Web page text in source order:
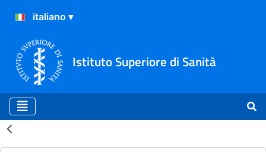
Istituto Superiore di Sanità
Risultati della Ricerca -